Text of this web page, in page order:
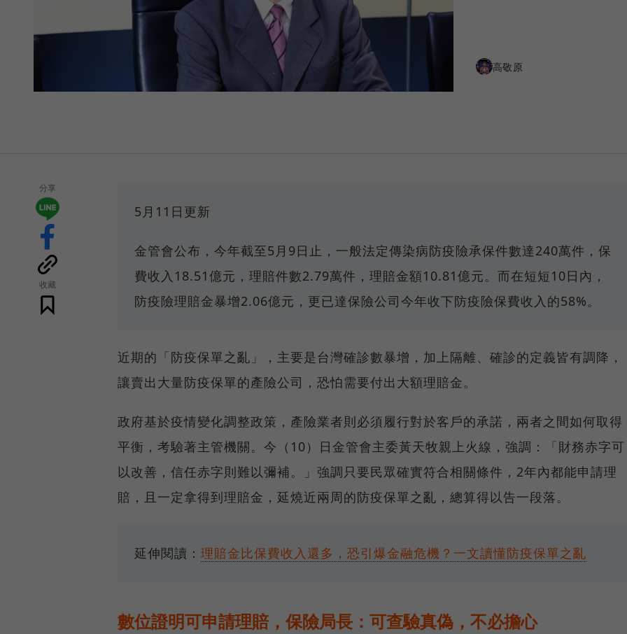
高敬原
分享
收藏
5月11日更新
金管會公布，今年截至5月9日止，一般法定傳染病防疫險承保件數達240萬件，保
費收入18.51億元，理賠件數2.79萬件，理賠金額10.81億元。而在短短10日內，
防疫險理賠金暴增2.06億元，更已達保險公司今年收下防疫險保費收入的58%。
近期的「防疫保單之亂」，主要是台灣確診數暴增，加上隔離、確診的定義皆有調降，
讓賣出大量防疫保單的產險公司，恐怕需要付出大額理賠金。
政府基於疫情變化調整政策，產險業者則必須履行對於客戶的承諾，兩者之間如何取得
平衡，考驗著主管機關。今（10）日金管會主委黃天牧親上火線，強調：「財務赤字可
以改善，信任赤字則難以彌補。」強調只要民眾確實符合相關條件，2年內都能申請理
賠，且一定拿得到理賠金，延燒近兩周的防疫保單之亂，總算得以告一段落。
延伸閱讀： 理賠金比保費收入還多，恐引爆金融危機？一文讀懂防疫保單之亂
數位證明可申請理賠，保險局長：可查驗真偽，不必擔心